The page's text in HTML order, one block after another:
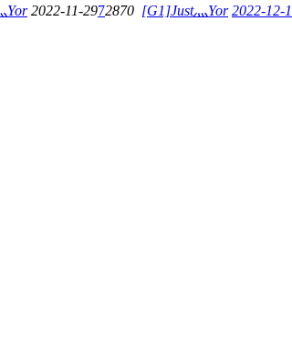
Yor 2022-11-2972870 [G1]Just灬Yor 2022-12-